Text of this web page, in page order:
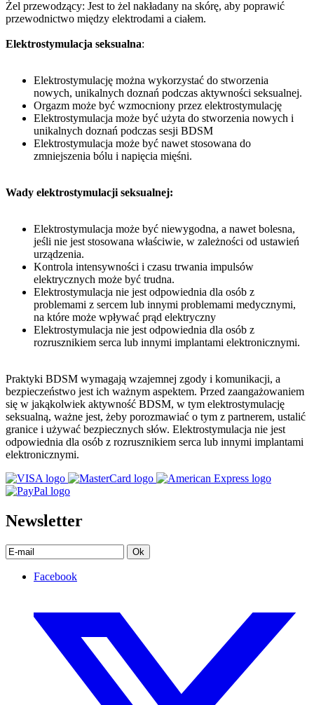
Żel przewodzący: Jest to żel nakładany na skórę, aby poprawić
przewodnictwo między elektrodami a ciałem.
Elektrostymulacja seksualna:
Elektrostymulację można wykorzystać do stworzenia
nowych, unikalnych doznań podczas aktywności seksualnej.
Orgazm może być wzmocniony przez elektrostymulację
Elektrostymulacja może być użyta do stworzenia nowych i
unikalnych doznań podczas sesji BDSM
Elektrostymulacja może być nawet stosowana do
zmniejszenia bólu i napięcia mięśni.
Wady elektrostymulacji seksualnej:
Elektrostymulacja może być niewygodna, a nawet bolesna,
jeśli nie jest stosowana właściwie, w zależności od ustawień
urządzenia.
Kontrola intensywności i czasu trwania impulsów
elektrycznych może być trudna.
Elektrostymulacja nie jest odpowiednia dla osób z
problemami z sercem lub innymi problemami medycznymi,
na które może wpływać prąd elektryczny
Elektrostymulacja nie jest odpowiednia dla osób z
rozrusznikiem serca lub innymi implantami elektronicznymi.
Praktyki BDSM wymagają wzajemnej zgody i komunikacji, a
bezpieczeństwo jest ich ważnym aspektem. Przed zaangażowaniem
się w jakąkolwiek aktywność BDSM, w tym elektrostymulację
seksualną, ważne jest, żeby porozmawiać o tym z partnerem, ustalić
granice i używać bezpiecznych słów. Elektrostymulacja nie jest
odpowiednia dla osób z rozrusznikiem serca lub innymi implantami
elektronicznymi.
Newsletter
Ok
Facebook